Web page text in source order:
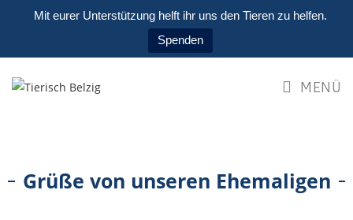
Mit eurer Unterstützung helft ihr uns den Tieren zu helfen.
Spenden
MENÜ
Grüße von unseren Ehemaligen